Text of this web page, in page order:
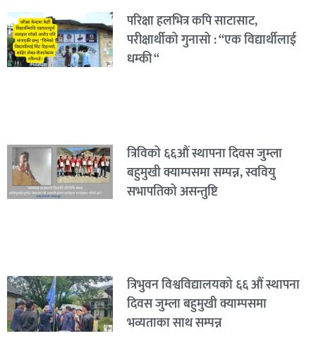
परिक्षा हलभित्र कपि साटासाट,
परीक्षार्थीको गुनासो : “एक विद्यार्थीलाई
धम्की “
त्रिविको ६६औं स्थापना दिवस जुम्ला
बहुमुखी क्याम्पसमा सम्पन्न, स्ववियु
सभापतिको असन्तुष्टि
त्रिभुवन विश्वविद्यालयको ६६ औं स्थापना
दिवस जुम्ला बहुमुखी क्याम्पसमा
भव्यताका साथ सम्पन्न